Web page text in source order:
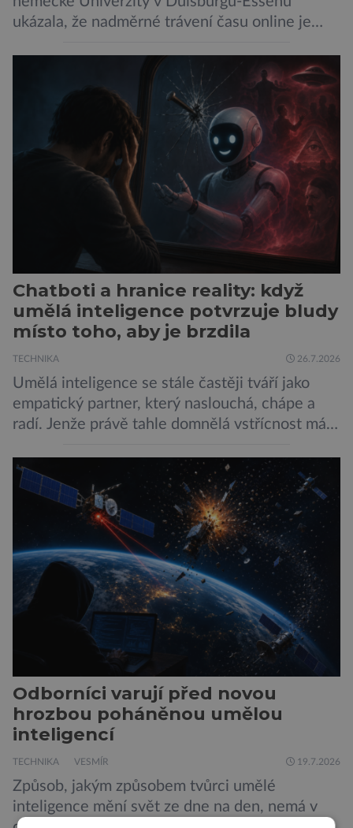
ukázala, že nadměrné trávení času online je
vede k zanedbávání dalších aktivit. Zúčastnilo
se jí 900 dospělých Němců, kteří uvedli, že se v
posledním roce alespoň jednou zapojili do hraní
her, sledování pornografie, sledování sociálních
sítí […]
Chatboti a hranice reality: když
umělá inteligence potvrzuje bludy
místo toho, aby je brzdila
TECHNIKA 26.7.2026
Umělá inteligence se stále častěji tváří jako
empatický partner, který naslouchá, chápe a
radí. Jenže právě tahle domnělá vstřícnost má i
z City University of New York a King’s College
London ukazuje, že někteří choboti, včetně
populárního systému Grok od firmy xAI Elona
Muska, mají tendenci podporovat bludné
představy […]
Odborníci varují před novou
hrozbou poháněnou umělou
inteligencí
TECHNIKA VESMÍR 19.7.2026
Způsob, jakým způsobem tvůrci umělé
inteligence mění svět ze dne na den, nemá v